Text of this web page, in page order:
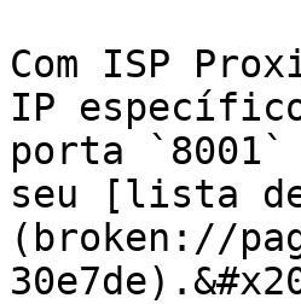
Com ISP
IP
porta
seu [lista
(broken://